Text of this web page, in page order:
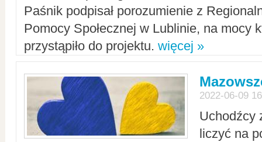
Paśnik podpisał porozumienie z
Pomocy Społecznej w Lublinie, na mocy
przystąpiło do projektu. więcej »
2022-06-09
Uchodźcy
liczyć na